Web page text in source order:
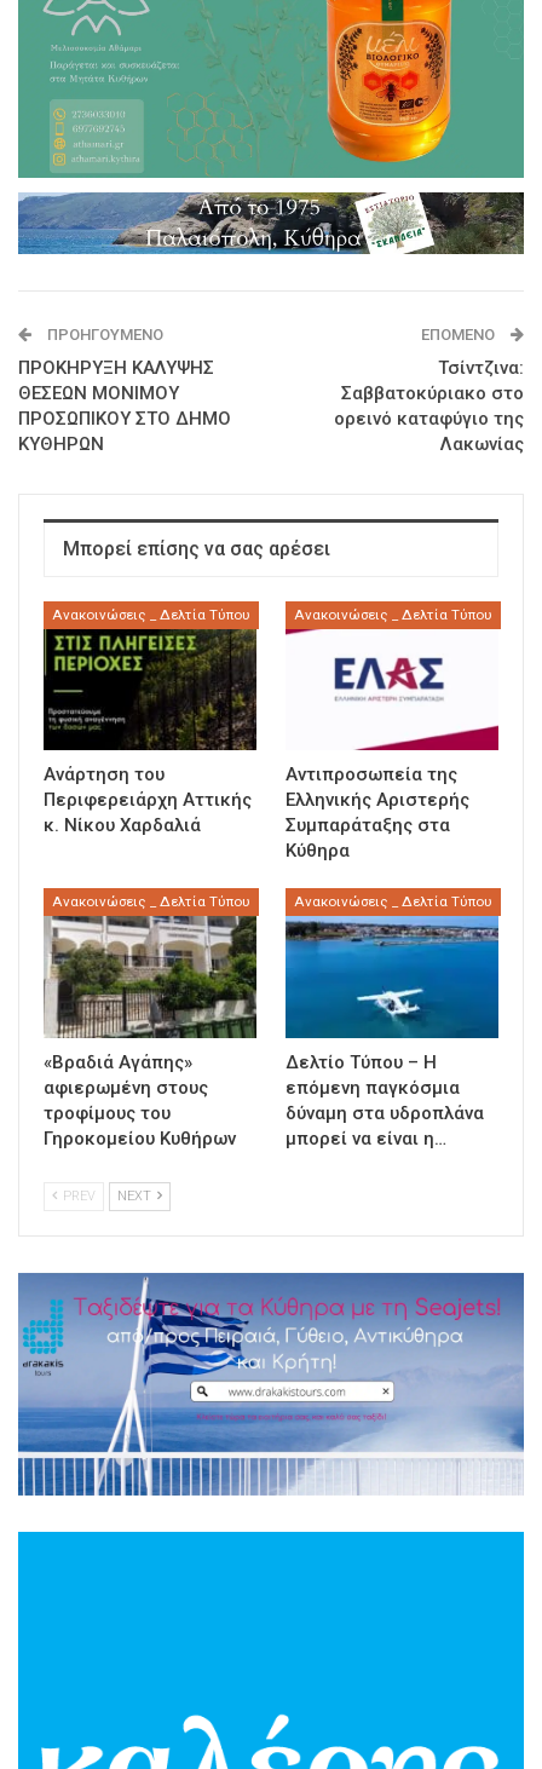
ΠΡΟΗΓΟΎΜΕΝΟ
ΠΡΟΚΗΡΥΞΗ ΚΑΛΥΨΗΣ
ΘΕΣΕΩΝ ΜΟΝΙΜΟΥ
ΠΡΟΣΩΠΙΚΟΥ ΣΤΟ ΔΗΜΟ
ΚΥΘΗΡΩΝ
ΕΠΌΜΕΝΟ
Τσίντζινα:
Σαββατοκύριακο στο
ορεινό καταφύγιο της
Λακωνίας
Μπορεί επίσης να σας αρέσει
Ανακοινώσεις _ Δελτία Τύπου
Ανάρτηση του
Περιφερειάρχη Αττικής
κ. Νίκου Χαρδαλιά
Ανακοινώσεις _ Δελτία Τύπου
Αντιπροσωπεία της
Ελληνικής Αριστερής
Συμπαράταξης στα
Κύθηρα
Ανακοινώσεις _ Δελτία Τύπου
«Βραδιά Αγάπης»
αφιερωμένη στους
τροφίμους του
Γηροκομείου Κυθήρων
Ανακοινώσεις _ Δελτία Τύπου
Δελτίο Τύπου – Η
επόμενη παγκόσμια
δύναμη στα υδροπλάνα
μπορεί να είναι η…
PREV NEXT